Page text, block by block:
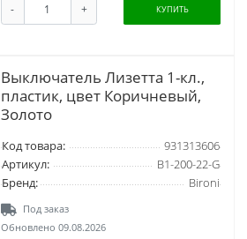
- + КУПИТЬ
Выключатель Лизетта 1-кл.,
пластик, цвет Коричневый,
Золото
Код товара:
931313606
Артикул:
B1-200-22-G
Бренд:
Bironi
Под заказ
Обновлено 09.08.2026